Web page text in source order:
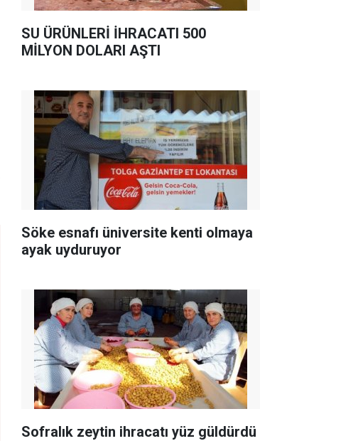
SU ÜRÜNLERİ İHRACATI 500
MİLYON DOLARI AŞTI
Söke esnafı üniversite kenti olmaya
ayak uyduruyor
Sofralık zeytin ihracatı yüz güldürdü